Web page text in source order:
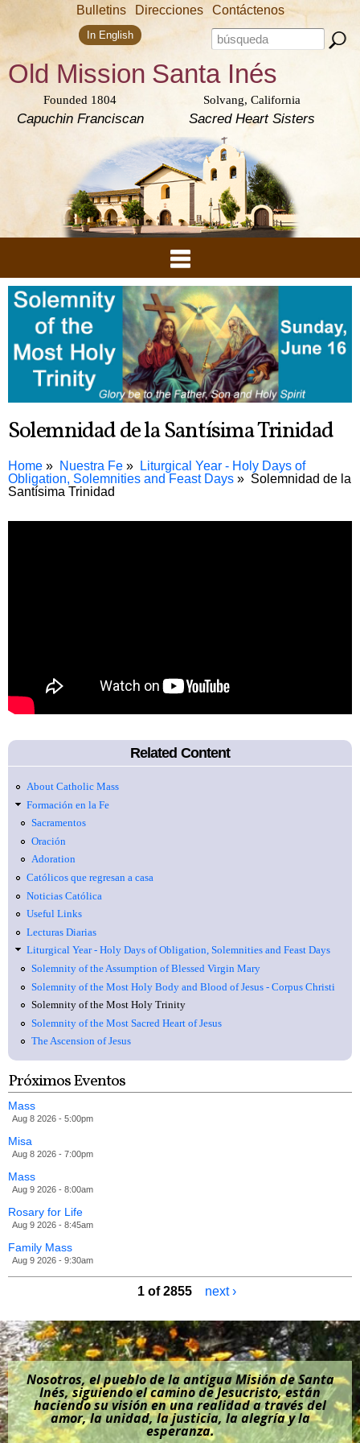
Skip to
content
Bulletins Direcciones Contáctenos
Search form
Search this site
In English
Old Mission
Founded 1804
Capuchin Franciscan
Santa Inés
Solvang, California
Sacred Heart Sisters
Solemnidad de la Santísima Trinidad
Home Nuestra Fe
Liturgical Year - Holy Days of
Obligation, Solemnities and Feast Days
Solemnidad de la
Santísima Trinidad
Related Content
About Catholic Mass
Formación en la Fe
Sacramentos
Oración
Adoration
Católicos que regresan a casa
Noticias Católica
Useful Links
Lecturas Diarias
Liturgical Year - Holy Days of Obligation, Solemnities and Feast Days
Solemnity of the Assumption of Blessed Virgin Mary
Solemnity of the Most Holy Body and Blood of Jesus - Corpus Christi
Solemnity of the Most Holy Trinity
Solemnity of the Most Sacred Heart of Jesus
The Ascension of Jesus
Próximos Eventos
Mass
Aug 8 2026 - 5:00pm
Misa
Aug 8 2026 - 7:00pm
Mass
Aug 9 2026 - 8:00am
Rosary for Life
Aug 9 2026 - 8:45am
Family Mass
Aug 9 2026 - 9:30am
1 of 2855 next ›
Nosotros, el pueblo de la antigua Misión de Santa
Inés, siguiendo el camino de Jesucristo, están
haciendo su visión en una realidad a través del
amor, la unidad, la justicia, la alegría y la
esperanza.